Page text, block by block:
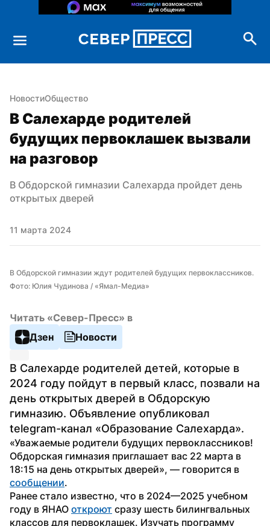
НовостиОбщество
В Салехарде родителей
будущих первоклашек вызвали
на разговор
В Обдорской гимназии Салехарда пройдет день
открытых дверей
11 марта 2024
В Обдорской гимназии ждут родителей будущих первоклассников.
Фото: Юлия Чудинова / «Ямал-Медиа»
Читать «Север-Пресс» в
Дзен
Новости
В Салехарде родителей детей, которые в
2024 году пойдут в первый класс, позвали на
день открытых дверей в Обдорскую
гимназию. Объявление опубликовал
telegram-канал «Образование Салехарда».
«Уважаемые родители будущих первоклассников!
Обдорская гимназия приглашает вас 22 марта в
сообщении.
Ранее стало известно, что в 2024—2025 учебном
году в ЯНАО откроют сразу шесть билингвальных
классов для первоклашек. Изучать программу